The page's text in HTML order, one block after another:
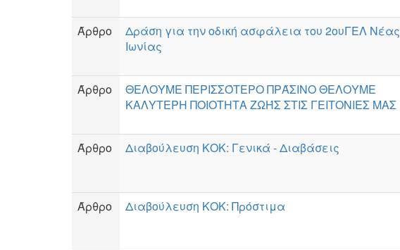
Άρθρο
Δράση για την οδική ασφάλεια του 2ουΓΕΛ Νέας
Ιωνίας
Άρθρο
ΘΕΛΟΥΜΕ ΠΕΡΙΣΣΌΤΕΡΟ ΠΡΆΣΙΝΟ ΘΕΛΟΥΜΕ
ΚΑΛΥΤΕΡΗ ΠΟΙΟΤΗΤΑ ΖΩΉΣ ΣΤΙΣ ΓΕΙΤΟΝΙΕΣ ΜΑΣ
Άρθρο
Διαβούλευση ΚΟΚ: Γενικά - Διαβάσεις
Άρθρο
Διαβούλευση ΚΟΚ: Πρόστιμα